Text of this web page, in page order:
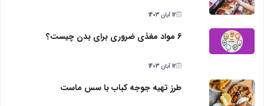
12 آبان 1403
6 مواد مغذی ضروری برای بدن چیست؟
12 آبان 1403
طرز تهیه جوجه کباب با سس ماست